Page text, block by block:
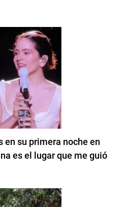
en su primera noche en
es el lugar que me guió